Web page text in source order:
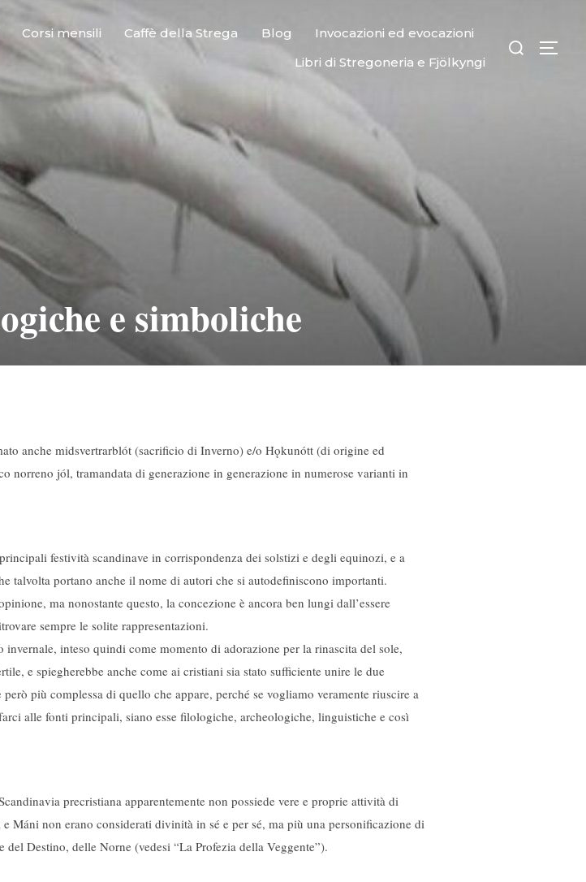
Corsi mensili Caffè della Strega Blog
Invocazioni ed evocazioni
Libri di Stregoneria e Fjölkyngi
e simboliche
anche midsvertrarblót (sacrificio di Inverno) e/o Hǫkunótt (di origine ed
norreno jól, tramandata di generazione in generazione in numerose varianti in
festività scandinave in corrispondenza dei solstizi e degli equinozi, e a
talvolta portano anche il nome di autori che si autodefiniscono importanti.
ma nonostante questo, la concezione è ancora ben lungi dall’essere
sempre le solite rappresentazioni.
inteso quindi come momento di adorazione per la rinascita del sole,
e spiegherebbe anche come ai cristiani sia stato sufficiente unire le due
più complessa di quello che appare, perché se vogliamo veramente riuscire a
alle fonti principali, siano esse filologiche, archeologiche, linguistiche e così
precristiana apparentemente non possiede vere e proprie attività di
Máni non erano considerati divinità in sé e per sé, ma più una personificazione di
Destino, delle Norne (vedesi “La Profezia della Veggente”).